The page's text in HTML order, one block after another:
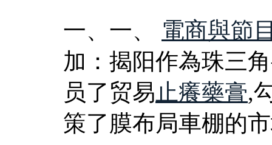
一、一、 電商與節
加：揭阳作為珠三
员了贸易 止癢藥膏,
策了膜布局車棚的